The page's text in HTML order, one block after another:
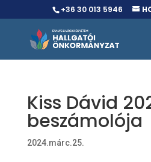
+36 30 013 5946
Kiss Dávid
beszámolója
2024.márc.25.